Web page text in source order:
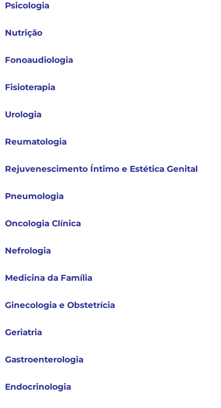
Psicologia
Nutrição
Fonoaudiologia
Fisioterapia
Urologia
Reumatologia
Rejuvenescimento Íntimo e Estética Genital
Pneumologia
Oncologia Clínica
Nefrologia
Medicina da Família
Ginecologia e Obstetrícia
Geriatria
Gastroenterologia
Endocrinologia